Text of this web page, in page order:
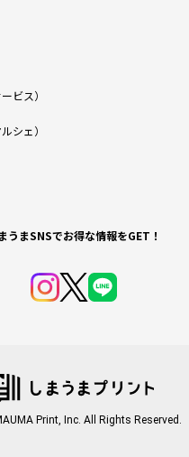
ビス）
シェ）
うまSNSでお得な情報をGET！
Print, Inc. All Rights Reserved.